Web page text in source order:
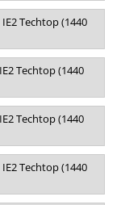
Techtop (1440
Techtop (1440
Techtop (1440
Techtop (1440